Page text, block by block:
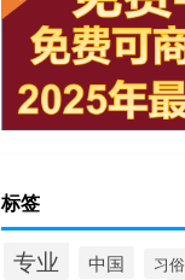
标签
专业 中国 习俗